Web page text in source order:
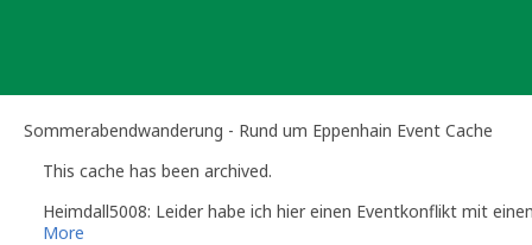
Sommerabendwanderung - Rund um Eppenhain Event Cache
This cache has been archived.
Heimdall5008: Leider habe ich hier einen Eventkonflikt mit
More